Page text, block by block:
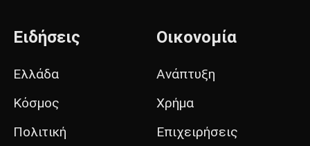
Ειδήσεις
Ελλάδα
Κόσμος
Πολιτική
Οικονομία
Ανάπτυξη
Χρήμα
Επιχειρήσεις